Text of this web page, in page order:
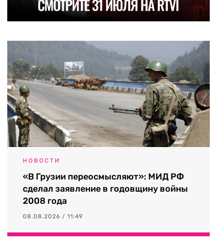
НОВОСТИ
«В Грузии переосмысляют»: МИД РФ
сделал заявление в годовщину войны
2008 года
08.08.2026 / 11:49